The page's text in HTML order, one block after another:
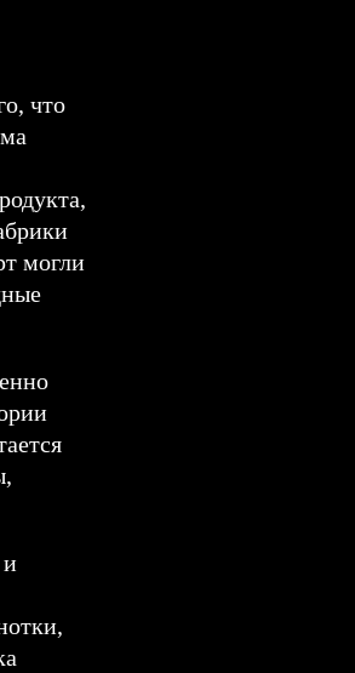
что
могли
и